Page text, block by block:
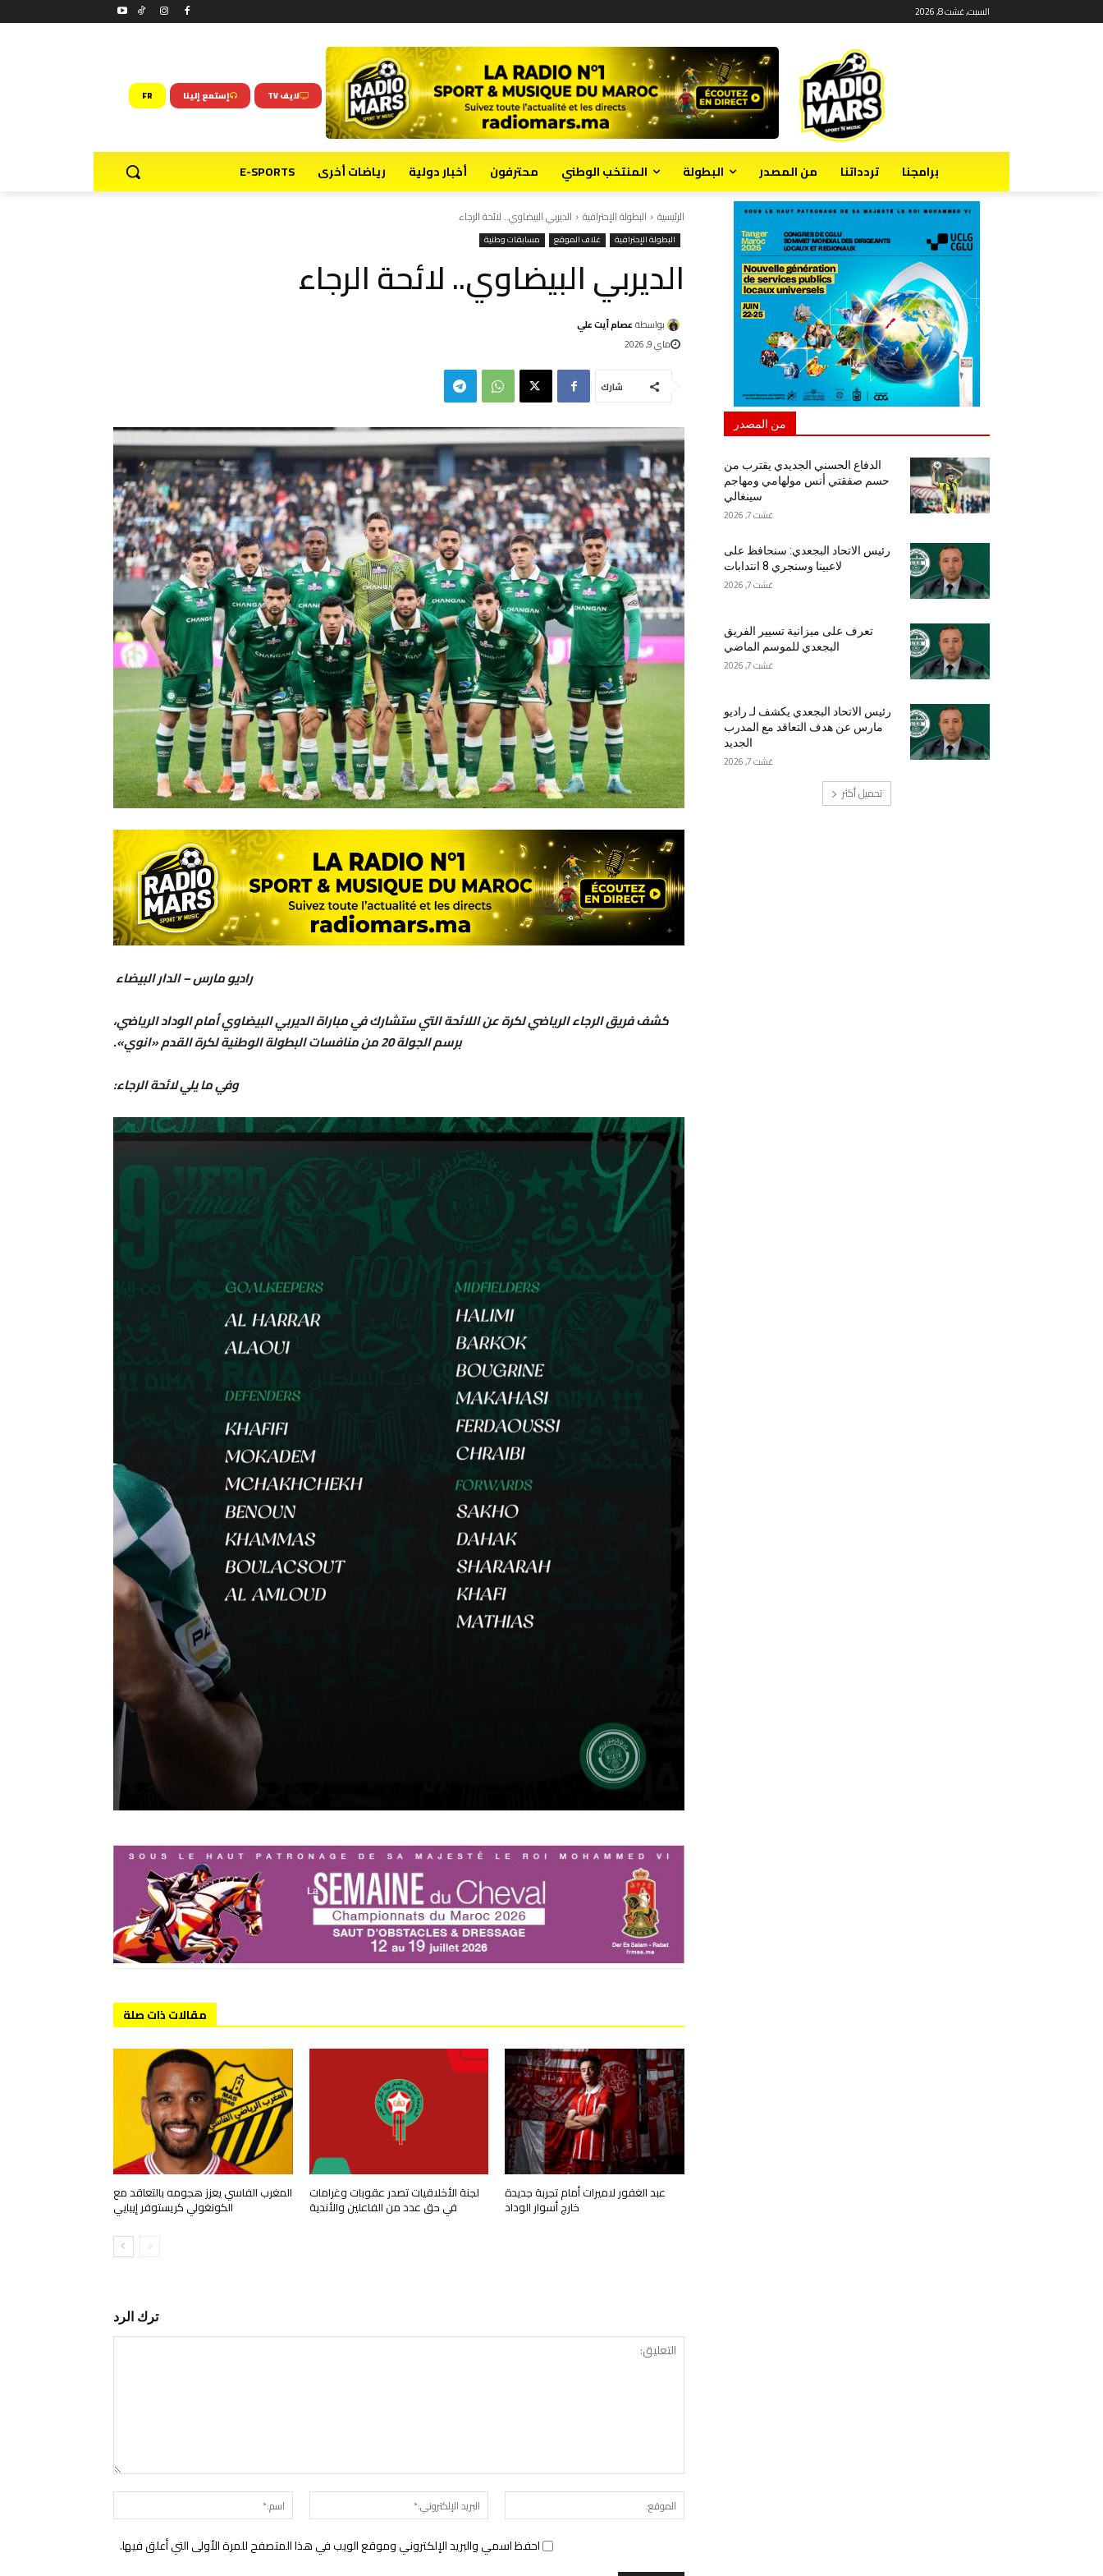
السبت, غشت 8, 2026
لايف TV إستمع إلينا FR
برامجنا تردداتنا من المصدر البطولة المنتخب الوطني محترفون أخبار دولية رياضات أخرى E-SPORTS
الرئيسية البطولة الإحترافية الديربي البيضاوي.. لائحة الرجاء
البطولة الإحترافية غلاف الموقع مسابقات وطنية
الديربي البيضاوي.. لائحة الرجاء
بواسطة عصام أيت علي
ماي 9, 2026
شارك
راديو مارس – الدار البيضاء
كشف فريق الرجاء الرياضي لكرة عن اللائحة التي ستشارك في مباراة الديربي البيضاوي أمام الوداد الرياضي،
برسم الجولة 20 من منافسات البطولة الوطنية لكرة القدم «انوي».
وفي ما يلي لائحة الرجاء:
مقالات ذات صلة
عبد الغفور لاميرات أمام تجربة جديدة
خارج أسوار الوداد
لجنة الأخلاقيات تصدر عقوبات وغرامات
في حق عدد من الفاعلين والأندية
المغرب الفاسي يعزز هجومه بالتعاقد مع
الكونغولي كريستوفر إيبايي
ترك الرد
البريد
الإلكتروني:*
الموقع:
احفظ اسمي والبريد الإلكتروني وموقع الويب في هذا المتصفح للمرة الأولى التي أعلق فيها.
من المصدر
الدفاع الحسني الجديدي يقترب من
حسم صفقتي أنس مولهامي ومهاجم
سينغالي
غشت 7, 2026
رئيس الاتحاد البجعدي: سنحافظ على
لاعبينا وسنجري 8 انتدابات
غشت 7, 2026
تعرف على ميزانية تسيير الفريق
البجعدي للموسم الماضي
غشت 7, 2026
رئيس الاتحاد البجعدي يكشف لـ راديو
مارس عن هدف التعاقد مع المدرب
الجديد
غشت 7, 2026
تحميل أكثر